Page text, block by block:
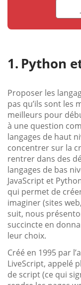
Python
Proposer les
pas qu’ils sont les
meilleurs pour
à une question
langages de haut
concentrer sur la
rentrer dans des
langages de bas
JavaScript et
qui permet de
imaginer (sites
suit, nous
succincte en
leur choix.
Créé en 1995 par
LiveScript, appelé
de script (ce qui